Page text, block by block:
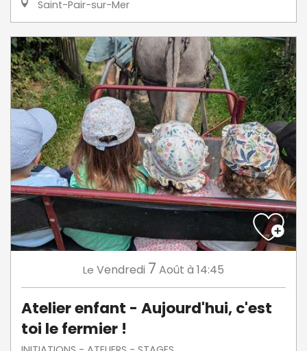
Saint-Pair-sur-Mer
Le Vendredi 7 Août à 14:45
Atelier enfant - Aujourd'hui, c'est
toi le fermier !